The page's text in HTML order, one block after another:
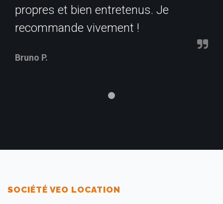
propres et bien entretenus. Je
recommande vivement !
Bruno P.
SOCIÉTÉ VEO LOCATION